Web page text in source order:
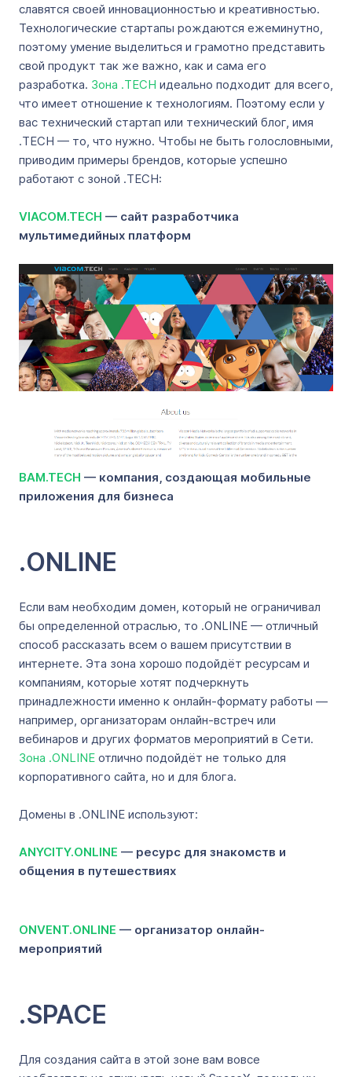
славятся своей инновационностью и креативностью.
Технологические стартапы рождаются ежеминутно,
поэтому умение выделиться и грамотно представить
свой продукт так же важно, как и сама его
разработка. Зона .TECH идеально подходит для всего,
что имеет отношение к технологиям. Поэтому если у
вас технический стартап или технический блог, имя
.TECH — то, что нужно. Чтобы не быть голословными,
приводим примеры брендов, которые успешно
работают с зоной .TECH:
VIACOM.TECH — сайт разработчика
мультимедийных платформ
BAM.TECH — компания, создающая мобильные
приложения для бизнеса
.ONLINE
Если вам необходим домен, который не ограничивал
бы определенной отраслью, то .ONLINE — отличный
способ рассказать всем о вашем присутствии в
интернете. Эта зона хорошо подойдёт ресурсам и
компаниям, которые хотят подчеркнуть
принадлежности именно к онлайн-формату работы —
например, организаторам онлайн-встреч или
вебинаров и других форматов мероприятий в Сети.
Зона .ONLINE отлично подойдёт не только для
корпоративного сайта, но и для блога.
Домены в .ONLINE используют:
ANYCITY.ONLINE — ресурс для знакомств и
общения в путешествиях
ONVENT.ONLINE — организатор онлайн-
мероприятий
.SPACE
Для создания сайта в этой зоне вам вовсе